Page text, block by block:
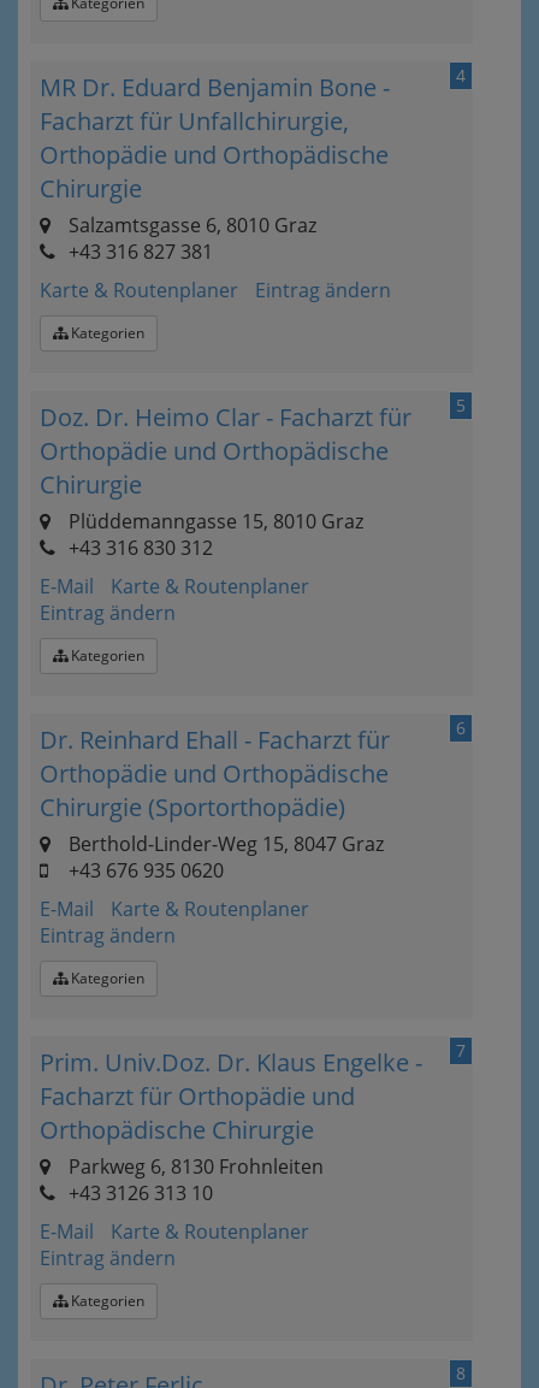
4
MR Dr. Eduard Benjamin Bone -
Facharzt für Unfallchirurgie,
Orthopädie und Orthopädische
Chirurgie
Salzamtsgasse 6, 8010 Graz
+43 316 827 381
Karte & Routenplaner
Eintrag ändern
Kategorien
5
Doz. Dr. Heimo Clar - Facharzt für
Orthopädie und Orthopädische
Chirurgie
Plüddemanngasse 15, 8010 Graz
+43 316 830 312
E-Mail
Karte & Routenplaner
Eintrag ändern
Kategorien
6
Dr. Reinhard Ehall - Facharzt für
Orthopädie und Orthopädische
Chirurgie (Sportorthopädie)
Berthold-Linder-Weg 15, 8047 Graz
+43 676 935 0620
E-Mail
Karte & Routenplaner
Eintrag ändern
Kategorien
7
Prim. Univ.Doz. Dr. Klaus Engelke -
Facharzt für Orthopädie und
Orthopädische Chirurgie
Parkweg 6, 8130 Frohnleiten
+43 3126 313 10
E-Mail
Karte & Routenplaner
Eintrag ändern
Kategorien
8